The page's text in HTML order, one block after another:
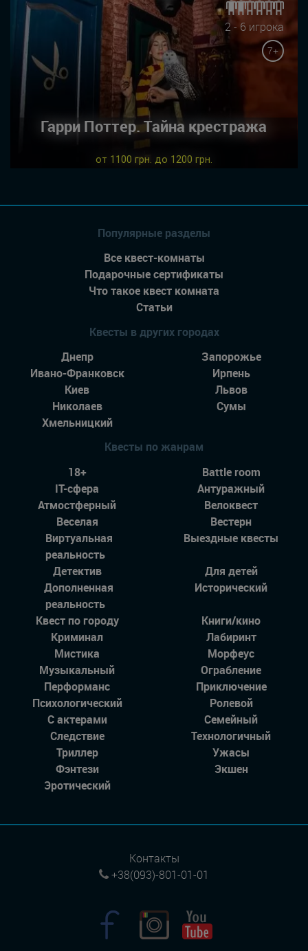
2 - 6 игрока
7+
Гарри Поттер. Тайна крестража
от 1100 грн. до 1200 грн.
Популярные разделы
Все квест-комнаты
Подарочные сертификаты
Что такое квест комната
Статьи
Квесты в других городах
Днепр
Запорожье
Ивано-Франковск
Ирпень
Киев
Львов
Николаев
Сумы
Хмельницкий
Квесты по жанрам
18+
Battle room
IT-сфера
Антуражный
Атмостферный
Велоквест
Веселая
Вестерн
Виртуальная
реальность
Выездные квесты
Детектив
Для детей
Дополненная
реальность
Исторический
Квест по городу
Книги/кино
Криминал
Лабиринт
Мистика
Морфеус
Музыкальный
Ограбление
Перформанс
Приключение
Психологический
Ролевой
С актерами
Семейный
Следствие
Технологичный
Триллер
Ужасы
Фэнтези
Экшен
Эротический
Контакты
+38(093)-801-01-01